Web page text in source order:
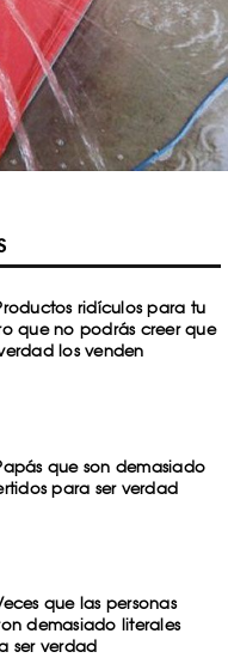
ridículos para tu
que no podrás creer que
los venden
que son demasiado
para ser verdad
que las personas
demasiado literales
ser verdad